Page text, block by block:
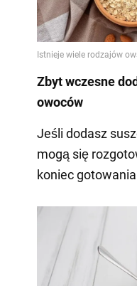
Zbyt wczesne
owoców
Jeśli dodasz
mogą się
koniec